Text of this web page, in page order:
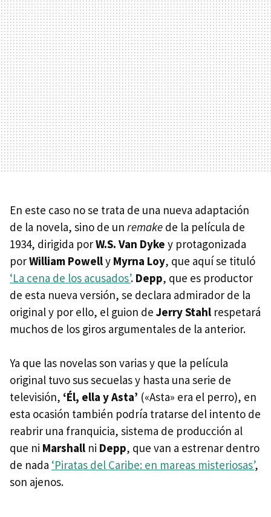
En este caso no se trata de una nueva adaptación
de la novela, sino de un remake de la película de
1934, dirigida porW.S. Van Dyke y protagonizada
porWilliam Powelly Myrna Loy, que aquí se tituló
‘La cena de los acusados’. Depp, que es productor
de esta nueva versión, se declara admirador de la
original y por ello, el guion de Jerry Stahl respetará
muchos de los giros argumentales de la anterior.
Ya que las novelas son varias y que la película
original tuvo sus secuelas y hasta una serie de
televisión, ‘Él, ella y Asta’ («Asta» era el perro), en
esta ocasión también podría tratarse del intento de
reabrir una franquicia, sistema de producción al
que ni Marshall ni Depp, que van a estrenar dentro
de nada ‘Piratas del Caribe: en mareas misteriosas’,
son ajenos.